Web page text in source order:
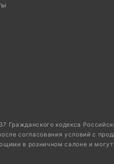
Гражданского кодекса
согласования условий с
в розничном салоне и могут